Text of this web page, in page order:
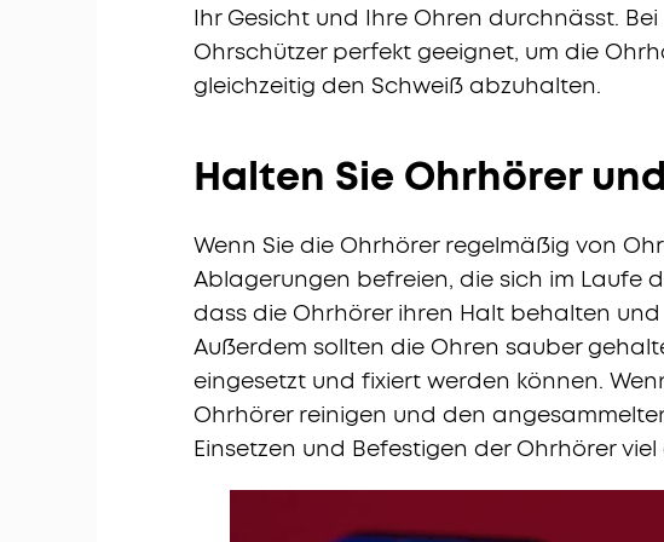
Ihr Gesicht und Ihre Ohren durchnässt.
Ohrschützer perfekt geeignet, um die
gleichzeitig den Schweiß abzuhalten.
Halten Sie Ohrhörer
Wenn Sie die Ohrhörer regelmäßig von
Ablagerungen befreien, die sich im Laufe
dass die Ohrhörer ihren Halt behalten
Außerdem sollten die Ohren sauber
eingesetzt und fixiert werden können.
Ohrhörer reinigen und den
Einsetzen und Befestigen der Ohrhörer